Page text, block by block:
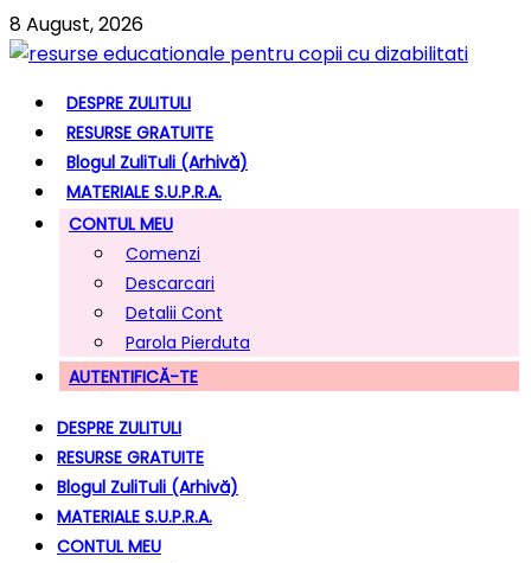
8 August, 2026
DESPRE ZULITULI
RESURSE GRATUITE
Blogul ZuliTuli (arhivă)
MATERIALE S.U.P.R.A.
CONTUL MEU
Comenzi
Descarcari
Detalii Cont
Parola Pierduta
AUTENTIFICĂ-TE
DESPRE ZULITULI
RESURSE GRATUITE
Blogul ZuliTuli (arhivă)
MATERIALE S.U.P.R.A.
CONTUL MEU